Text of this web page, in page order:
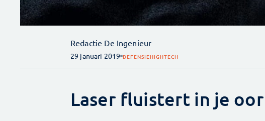
Redactie De Ingenieur
29 januari 2019 DEFENSIEHIGHTECH
Laser fluistert in je oor